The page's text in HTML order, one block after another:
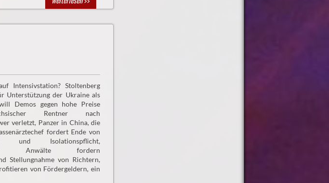
Intensivstation? Stoltenberg
Unterstützung der Ukraine als
Demos gegen hohe Preise
Rentner nach
verletzt, Panzer in China, die
fordert Ende von
und Isolationspflicht,
Anwälte fordern
Stellungnahme von Richtern,
von Fördergeldern, ein